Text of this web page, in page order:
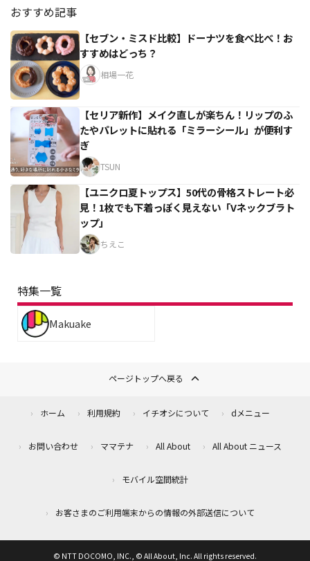
おすすめ記事
【セブン・ミスド比較】ドーナツを食べ比べ！お
すすめはどっち？
相場一花
【セリア新作】メイク直しが楽ちん！リップのふ
たやパレットに貼れる「ミラーシール」が便利す
ぎ
TSUN
【ユニクロ夏トップス】50代の骨格ストレート必
見！1枚でも下着っぽく見えない「Vネックブラト
ップ」
ちえこ
特集一覧
Makuake
ページトップへ戻る
ホーム 利用規約 イチオシについて dメニュー
お問い合わせ ママテナ All About All About ニュース
モバイル空間統計
お客さまのご利用端末からの情報の外部送信について
© NTT DOCOMO, INC., © All About, Inc. All rights reserved.